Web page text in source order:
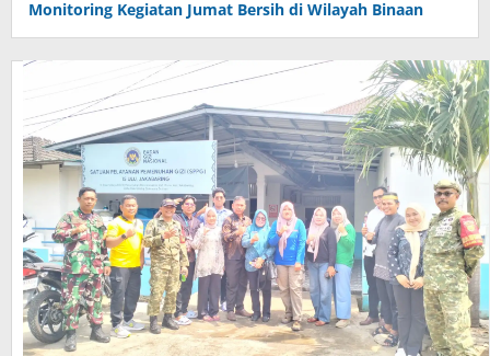
Monitoring Kegiatan Jumat Bersih di Wilayah Binaan